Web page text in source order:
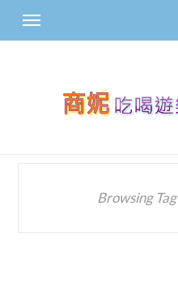
Browsing Tag